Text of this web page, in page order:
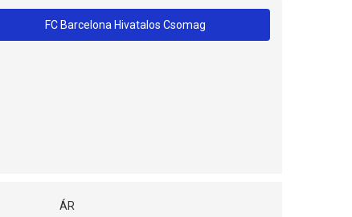
FC Barcelona Hivatalos Csomag
ÁR